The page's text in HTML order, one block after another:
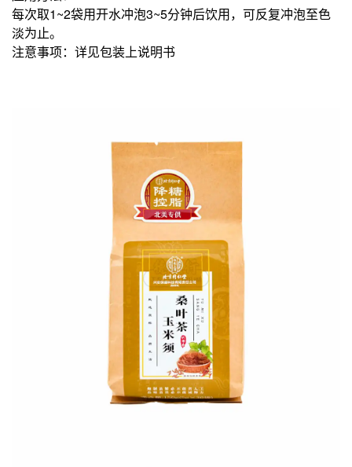
每次取1~2袋用开水冲泡3~5分钟后饮用，可反复冲泡至色
淡为止。
注意事项：详见包装上说明书